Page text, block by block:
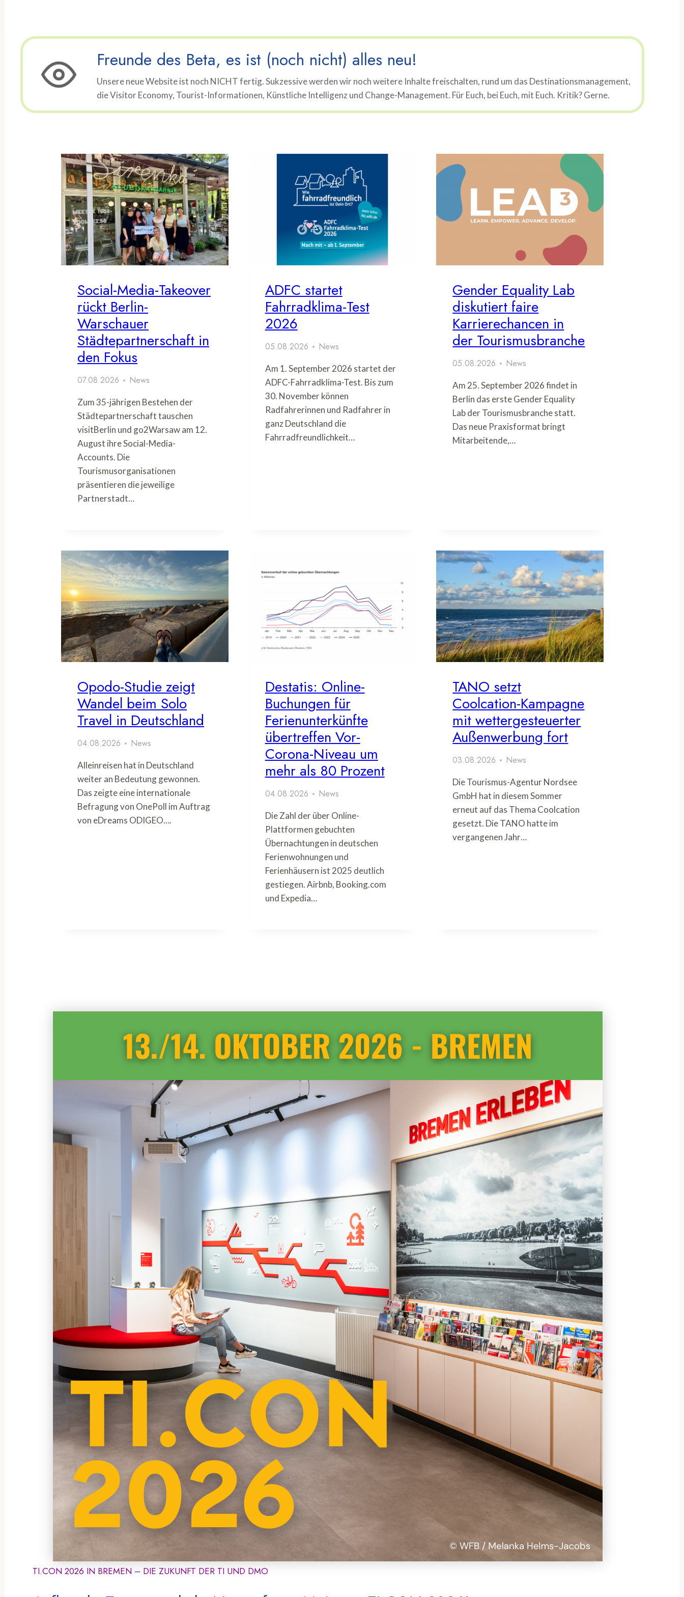
Freunde des Beta, es ist (noch nicht) alles neu!
Unsere neue Website ist noch NICHT fertig. Sukzessive werden wir noch weitere Inhalte freischalten, rund um das Destinationsmanagement,
die Visitor Economy, Tourist-Informationen, Künstliche Intelligenz und Change-Management. Für Euch, bei Euch, mit Euch. Kritik? Gerne.
Social-Media-Takeover
rückt Berlin-
Warschauer
Städtepartnerschaft in
den Fokus
07.08.2026 News
Zum 35-jährigen Bestehen der
Städtepartnerschaft tauschen
visitBerlin und go2Warsaw am 12.
August ihre Social-Media-
Accounts. Die
Tourismusorganisationen
präsentieren die jeweilige
Partnerstadt…
ADFC startet
Fahrradklima-Test
2026
05.08.2026 News
Am 1. September 2026 startet der
ADFC-Fahrradklima-Test. Bis zum
30. November können
Radfahrerinnen und Radfahrer in
ganz Deutschland die
Fahrradfreundlichkeit…
Gender Equality Lab
diskutiert faire
Karrierechancen in
der Tourismusbranche
05.08.2026 News
Am 25. September 2026 findet in
Berlin das erste Gender Equality
Lab der Tourismusbranche statt.
Das neue Praxisformat bringt
Mitarbeitende,…
Opodo-Studie zeigt
Wandel beim Solo
Travel in Deutschland
04.08.2026 News
Alleinreisen hat in Deutschland
weiter an Bedeutung gewonnen.
Das zeigte eine internationale
Befragung von OnePoll im Auftrag
von eDreams ODIGEO….
Destatis: Online-
Buchungen für
Ferienunterkünfte
übertreffen Vor-
Corona-Niveau um
mehr als 80 Prozent
04.08.2026 News
Die Zahl der über Online-
Plattformen gebuchten
Übernachtungen in deutschen
Ferienwohnungen und
Ferienhäusern ist 2025 deutlich
gestiegen. Airbnb, Booking.com
und Expedia…
TANO setzt
Coolcation-Kampagne
mit wettergesteuerter
Außenwerbung fort
03.08.2026 News
Die Tourismus-Agentur Nordsee
GmbH hat in diesem Sommer
erneut auf das Thema Coolcation
gesetzt. Die TANO hatte im
vergangenen Jahr…
TI.CON 2026 IN BREMEN – DIE ZUKUNFT DER TI UND DMO